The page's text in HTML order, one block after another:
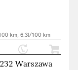
km, 6.3l/100 km
Warszawa